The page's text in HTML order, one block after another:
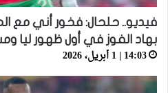
فيديو.. حلحال: فخور أني مع
بهاد الفوز في أول ظهور ليا
14:03 | 1 أبريل، 2026